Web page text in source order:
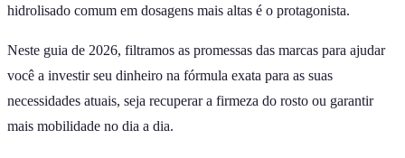
hidrolisado comum em dosagens mais altas é o protagonista.
Neste guia de 2026, filtramos as promessas das marcas para ajudar
você a investir seu dinheiro na fórmula exata para as suas
necessidades atuais, seja recuperar a firmeza do rosto ou garantir
mais mobilidade no dia a dia.